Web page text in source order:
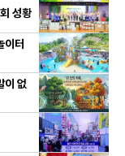
성황
이터
이 없